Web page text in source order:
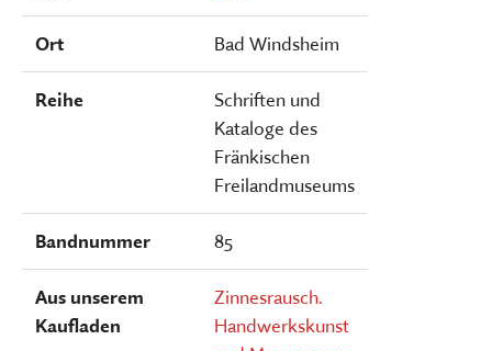
Ort Bad Windsheim
Reihe
Schriften und
Kataloge des
Fränkischen
Freilandmuseums
Bandnummer 85
Aus unserem
Kaufladen
Zinnesrausch.
Handwerkskunst